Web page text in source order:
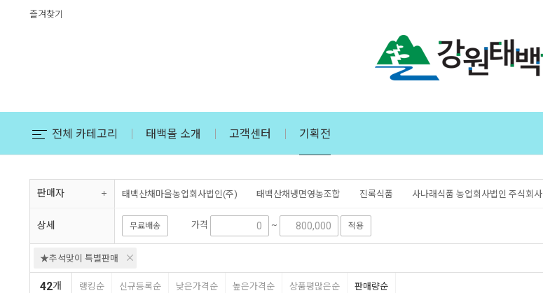
즐겨찾기
전체 카테고리 태백몰 소개 고객센터 기획전
판매자 태백산채마을농업회사법인(주) 태백산채냉면영농조합 진록식품 사나래식품 농업회사법인 주식회사
강원복지회(태백장애인근로사업장) 눈꽃참포크 주식회사 수목원(콩채원)
상세 무료배송 가격 ~ 적용
★추석맞이 특별판매
42개 랭킹순 신규등록순 낮은가격순 높은가격순 상품평많은순 판매량순